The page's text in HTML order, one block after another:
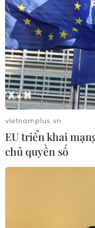
ngoại giao Việt Nam-
06/08/2026 15:07
Thái Lan-Myanmar
kinh tế và công
06/08/2026 13:35
Việt Nam-Thái Lan
triển khai thực chất
kết nối"
Thủ tướng Lê Minh
vietnamplus.vn
EU triển khai
chủ quyền số